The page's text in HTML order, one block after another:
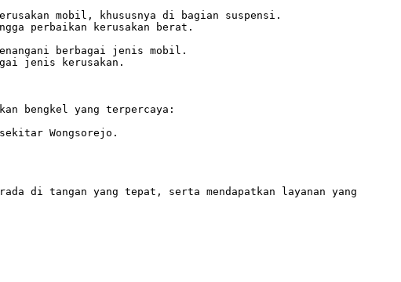
mobil, khususnya di bagian suspensi.
perbaikan kerusakan berat.
berbagai jenis mobil.
jenis kerusakan.
bengkel yang terpercaya:
Wongsorejo.
di tangan yang tepat, serta mendapatkan layanan yang